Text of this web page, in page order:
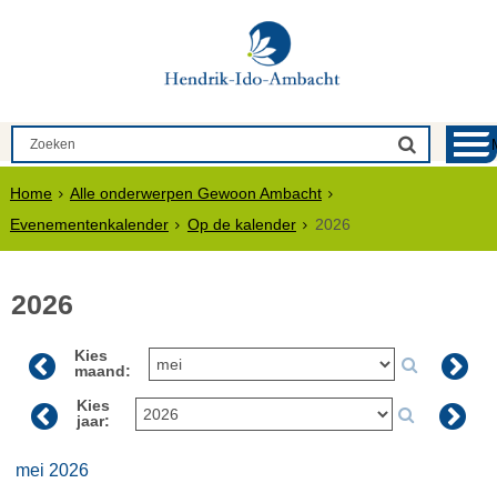
Home
Alle onderwerpen Gewoon Ambacht
Evenementenkalender
Op de kalender 2026
2026
Kies
maand:
Kies
jaar:
mei 2026